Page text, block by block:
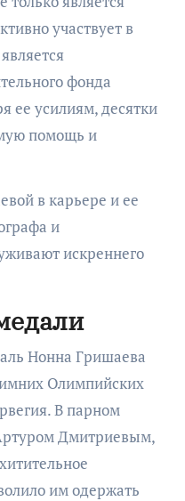
участвует в
фонда
ее усилиям, десятки
помощь и
в карьере и ее
и
искреннего
Нонна Гришаева
Олимпийских
В парном
Дмитриевым,
им одержать